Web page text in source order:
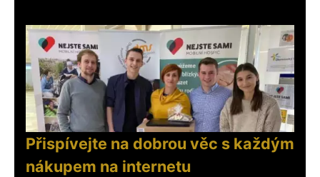
Přispívejte na dobrou věc s každým
nákupem na internetu